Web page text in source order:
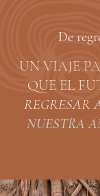
De
UN VIAJE
QUE EL
REGRESAR
NUESTRA